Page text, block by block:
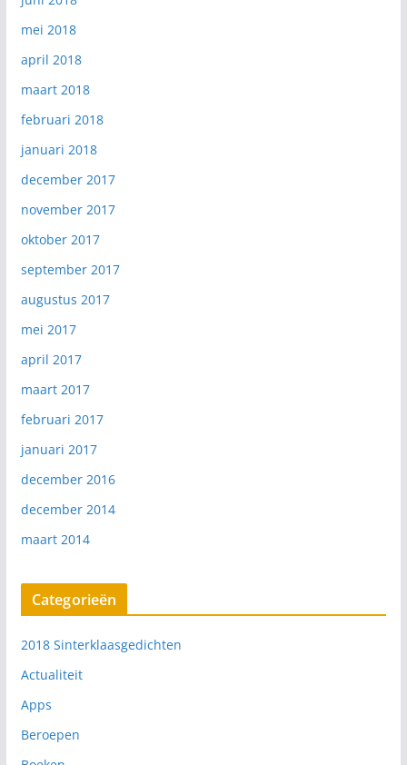
mei 2018
april 2018
maart 2018
februari 2018
januari 2018
december 2017
november 2017
oktober 2017
september 2017
augustus 2017
mei 2017
april 2017
maart 2017
februari 2017
januari 2017
december 2016
december 2014
maart 2014
Categorieën
2018 Sinterklaasgedichten
Actualiteit
Apps
Beroepen